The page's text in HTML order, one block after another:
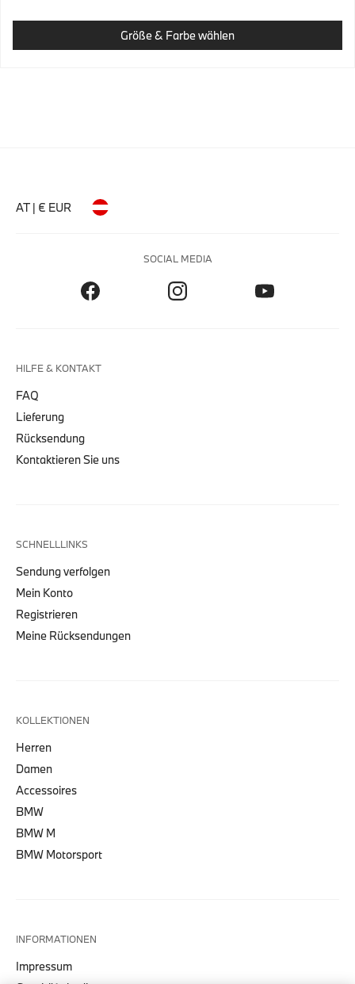
Größe & Farbe wählen
AT | € EUR
SOCIAL MEDIA
HILFE & KONTAKT
FAQ
Lieferung
Rücksendung
Kontaktieren Sie uns
SCHNELLLINKS
Sendung verfolgen
Mein Konto
Registrieren
Meine Rücksendungen
KOLLEKTIONEN
Herren
Damen
Accessoires
BMW
BMW M
BMW Motorsport
INFORMATIONEN
Impressum